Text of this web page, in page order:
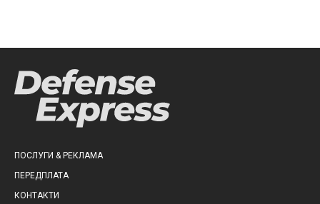
ПОСЛУГИ & РЕКЛАМА
ПЕРЕДПЛАТА
КОНТАКТИ